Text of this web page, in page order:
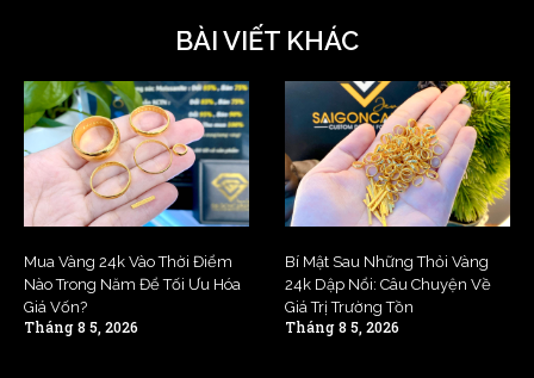
BÀI VIẾT KHÁC
Mua Vàng 24k Vào Thời Điểm
Nào Trong Năm Để Tối Ưu Hóa
Giá Vốn?
Tháng 8 5, 2026
Bí Mật Sau Những Thỏi Vàng
24k Dập Nổi: Câu Chuyện Về
Giá Trị Trường Tồn
Tháng 8 5, 2026